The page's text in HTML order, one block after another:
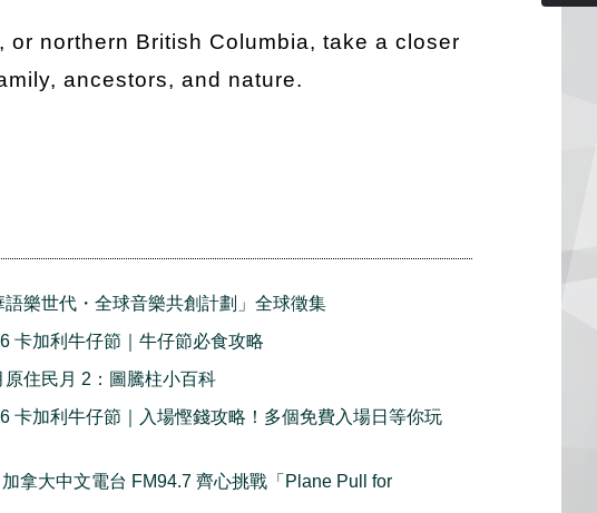
northern British Columbia, take a closer
ancestors, and nature.
語樂世代・全球音樂共創計劃」全球徵集
卡加利牛仔節｜牛仔節必食攻略
原住民月 2：圖騰柱小百科
卡加利牛仔節｜入場慳錢攻略！多個免費入場日等你玩
加拿大中文電台 FM94.7 齊心挑戰「Plane Pull for